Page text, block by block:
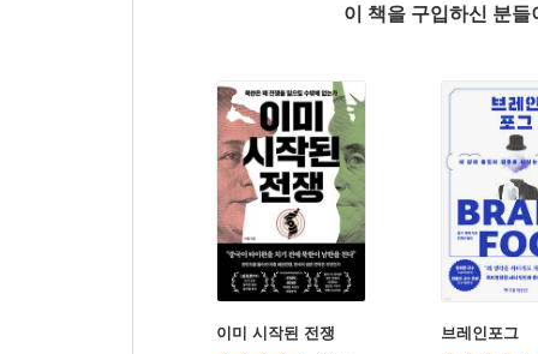
이 책을 구입하신 분
이미 시작된 전쟁 브레인포그